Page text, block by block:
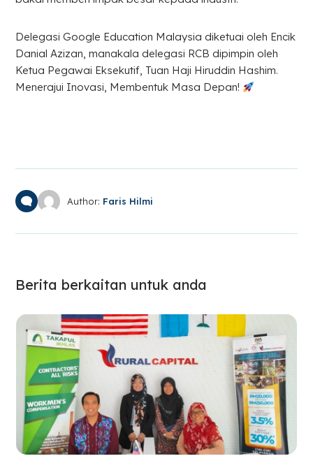
Delegasi Google Education Malaysia diketuai oleh Encik
Danial Azizan, manakala delegasi RCB dipimpin oleh
Ketua Pegawai Eksekutif, Tuan Haji Hiruddin Hashim.
Menerajui Inovasi, Membentuk Masa Depan!
Author: Faris Hilmi
Berita berkaitan untuk anda